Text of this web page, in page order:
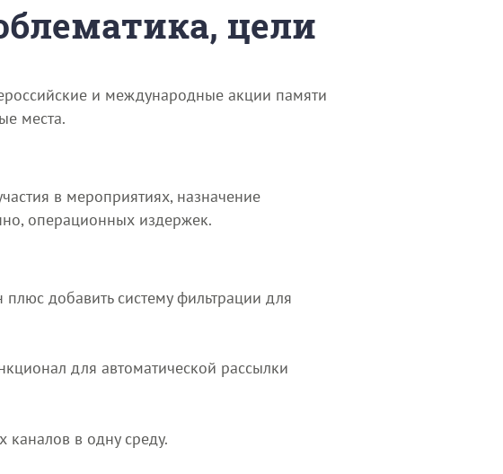
цели
и международные акции памяти
места.
в мероприятиях, назначение
операционных издержек.
плюс добавить систему фильтрации для
для автоматической рассылки
каналов в одну среду.